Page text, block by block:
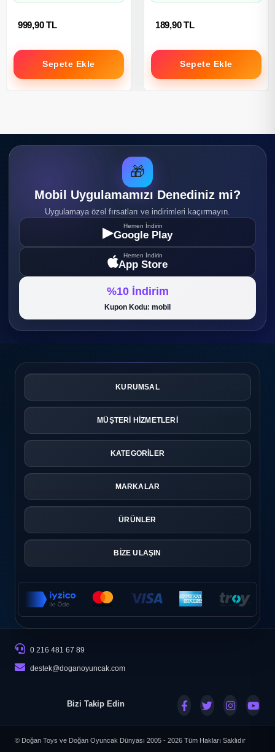
999,90 TL
Sepete Ekle
189,90 TL
Sepete Ekle
🎁
Mobil Uygulamamızı Denediniz mi?
Uygulamaya özel fırsatları ve indirimleri kaçırmayın.
▶ Hemen İndirin
Google Play
Hemen İndirin
App Store
%10 İndirim
Kupon Kodu: mobil
KURUMSAL
MÜŞTERİ HİZMETLERİ
KATEGORİLER
MARKALAR
ÜRÜNLER
BİZE ULAŞIN
0 216 481 67 89
destek@doganoyuncak.com
Bizi Takip Edin
© Doğan Toys ve Doğan Oyuncak Dünyası 2005 - 2026 Tüm Hakları Saklıdır